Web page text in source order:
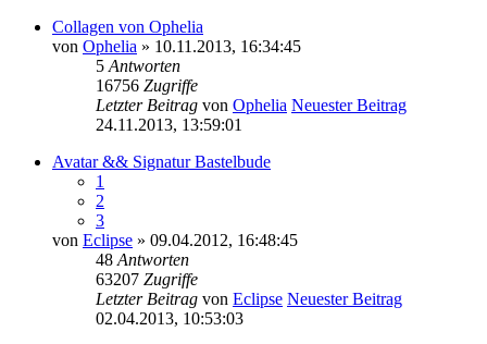
Collagen von Ophelia
von Ophelia » 10.11.2013, 16:34:45
5 Antworten
16756 Zugriffe
Letzter Beitrag von Ophelia Neuester Beitrag
24.11.2013, 13:59:01
Avatar && Signatur Bastelbude
1
2
3
von Eclipse » 09.04.2012, 16:48:45
48 Antworten
63207 Zugriffe
Letzter Beitrag von Eclipse Neuester Beitrag
02.04.2013, 10:53:03